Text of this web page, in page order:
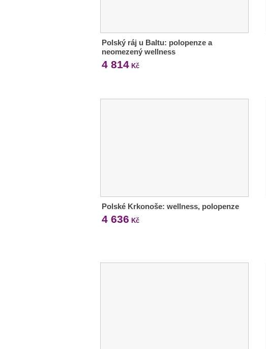
Polský ráj u Baltu: polopenze a
neomezený wellness
4 814 Kč
Polské Krkonoše: wellness, polopenze
4 636 Kč